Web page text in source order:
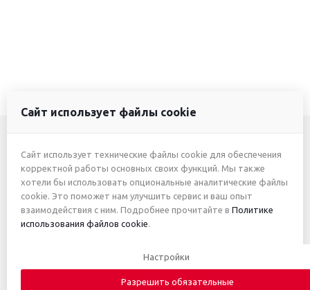
+7 (3412) 46-7777
+7 (912) 746-00-77
Приведённые цены и характеристики товаров носят
исключительно ознакомительный характер и не являются
Сайт использует файлы cookie
Сайт использует технические файлы cookie для обеспечения
корректной работы основных своих функций. Мы также
хотели бы использовать опциональные аналитические файлы
cookie. Это поможет нам улучшить сервис и ваш опыт
взаимодействия с ним. Подробнее прочитайте в Политике
использования файлов cookie.
Настройки
Разрешить обязательные